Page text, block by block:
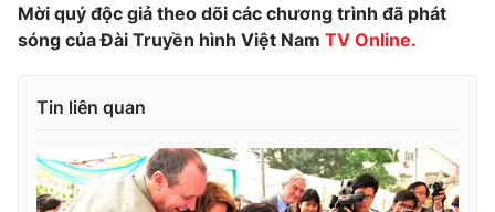
Ðiện thoại Thời báo VTV: 024.66 897 897
Email: toasoan@vtv.vn
Mời quý độc giả theo dõi các chương trình đã phát
sóng của Đài Truyền hình Việt Nam TV Online.
Tin liên quan